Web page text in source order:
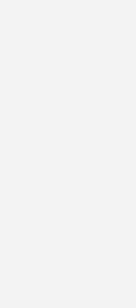
eines Holzpellet-
mit
durch den Innovationsbonus